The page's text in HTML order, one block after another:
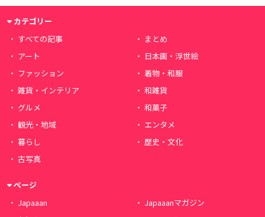
カテゴリー
すべての記事
まとめ
アート
日本画・浮世絵
ファッション
着物・和服
雑貨・インテリア
和雑貨
グルメ
和菓子
観光・地域
エンタメ
暮らし
歴史・文化
古写真
ページ
Japaaan
Japaaanマガジン